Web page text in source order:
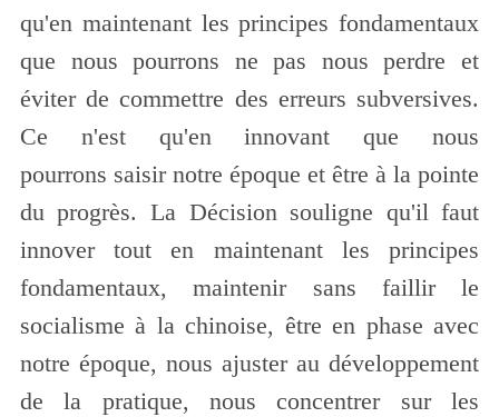
qu'en maintenant les principes fondamentaux
que nous pourrons ne pas nous perdre et
éviter de commettre des erreurs subversives.
Ce n'est qu'en innovant que nous
pourrons saisir notre époque et être à la pointe
du progrès. La Décision souligne qu'il faut
innover tout en maintenant les principes
fondamentaux, maintenir sans faillir le
socialisme à la chinoise, être en phase avec
notre époque, nous ajuster au développement
de la pratique, nous concentrer sur les